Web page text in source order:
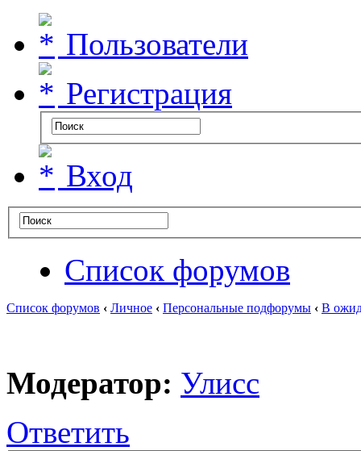
Пользователи
Регистрация
Вход
Список форумов
Список форумов ‹ Личное ‹ Персональные подфорумы ‹ В
Модератор: Улисс
Ответить